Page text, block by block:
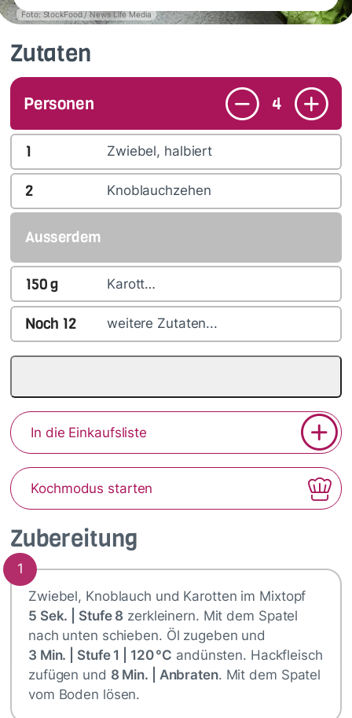
Foto: StockFood / News Life Media
Zubereitung
1
Zwiebel, Knoblauch und Karotten im Mixtopf
5 Sek. | Stufe 8 zerkleinern. Mit dem Spatel
nach unten schieben. Öl zugeben und
3 Min. | Stufe 1 | 120 °C andünsten. Hackfleisch
zufügen und 8 Min. | Anbraten. Mit dem Spatel
vom Boden lösen.
Zutaten
Personen 4
1 Zwiebel, halbiert
2 Knoblauchzehen
Ausserdem
150g Karott…
Noch 12 weitere Zutaten...
In die Einkaufsliste
Kochmodus starten